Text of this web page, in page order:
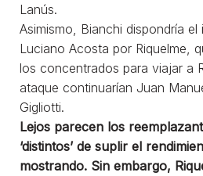
Lanús.
Asimismo, Bianchi dispondría el
Luciano Acosta por Riquelme,
los concentrados para viajar a
ataque continuarían Juan
Gigliotti.
Lejos parecen los
‘distintos’ de suplir el
mostrando. Sin embargo,